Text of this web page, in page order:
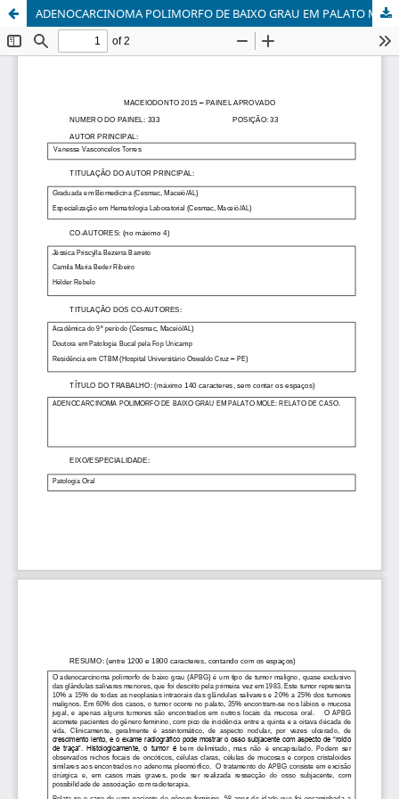
ADENOCARCINOMA POLIMORFO DE BAIXO GRAU EM PALATO MOLE: RELATO DE CASO.